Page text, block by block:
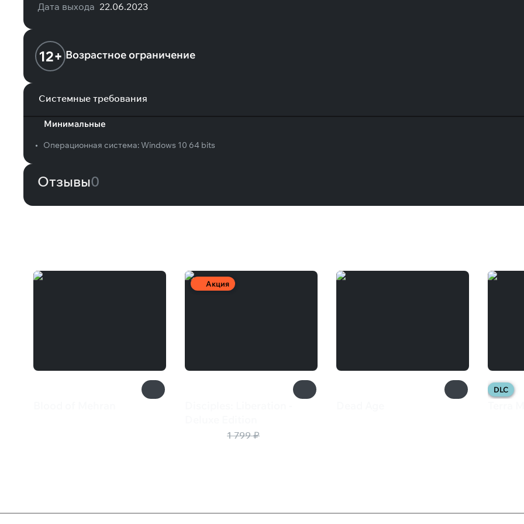
Дата выхода 22.06.2023
12+ Возрастное ограничение
Системные требования
Минимальные
• Операционная система:Windows 10 64 bits
Отзывы0
Акция
1 799 ₽
DLC